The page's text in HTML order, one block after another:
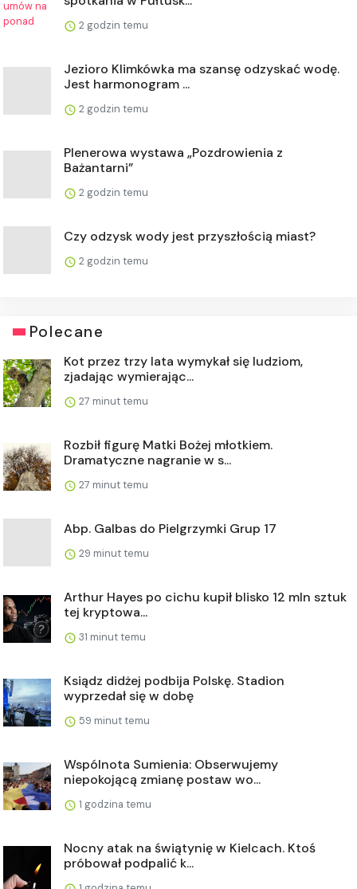
2 godzin temu
Jezioro Klimkówka ma szansę odzyskać wodę.
Jest harmonogram ...
2 godzin temu
Plenerowa wystawa „Pozdrowienia z
Bażantarni”
2 godzin temu
Czy odzysk wody jest przyszłością miast?
2 godzin temu
Polecane
Kot przez trzy lata wymykał się ludziom,
zjadając wymierając...
27 minut temu
Rozbił figurę Matki Bożej młotkiem.
Dramatyczne nagranie w s...
27 minut temu
Abp. Galbas do Pielgrzymki Grup 17
29 minut temu
Arthur Hayes po cichu kupił blisko 12 mln sztuk
tej kryptowa...
31 minut temu
Ksiądz didżej podbija Polskę. Stadion
wyprzedał się w dobę
59 minut temu
Wspólnota Sumienia: Obserwujemy
niepokojącą zmianę postaw wo...
1 godzina temu
Nocny atak na świątynię w Kielcach. Ktoś
próbował podpalić k...